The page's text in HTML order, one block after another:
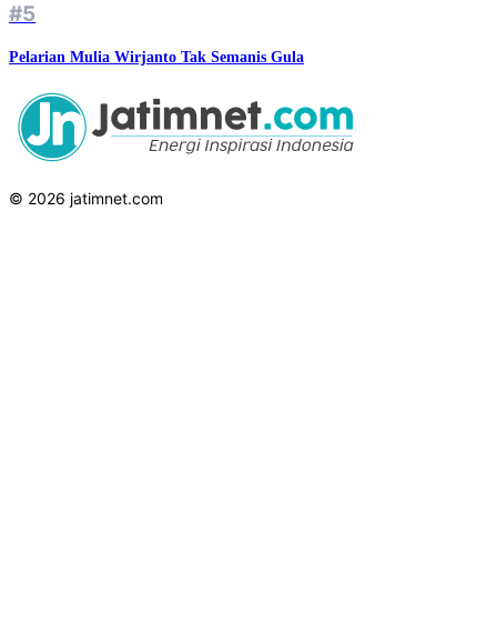
#5
Pelarian Mulia Wirjanto Tak Semanis Gula
© 2026 jatimnet.com